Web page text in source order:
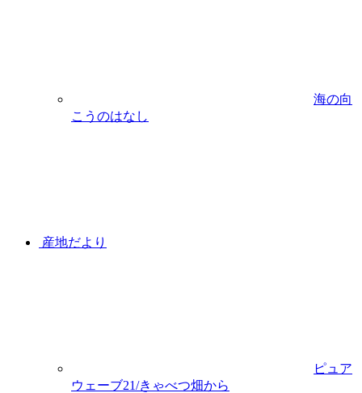
海の向
こうのはなし
産地だより
ピュア
ウェーブ21/きゃべつ畑から